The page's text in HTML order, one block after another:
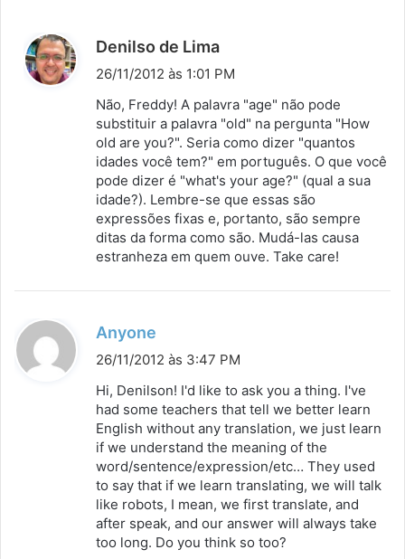
Denilso de Lima
i
s
e
:
26/11/2012 às 1:01 PM
Não, Freddy! A palavra "age" não pode
substituir a palavra "old" na pergunta "How
old are you?". Seria como dizer "quantos
idades você tem?" em português. O que você
pode dizer é "what's your age?" (qual a sua
idade?). Lembre-se que essas são
expressões fixas e, portanto, são sempre
ditas da forma como são. Mudá-las causa
estranheza em quem ouve. Take care!
Anyone
i
s
e
:
26/11/2012 às 3:47 PM
Hi, Denilson! I'd like to ask you a thing. I've
had some teachers that tell we better learn
English without any translation, we just learn
if we understand the meaning of the
word/sentence/expression/etc… They used
to say that if we learn translating, we will talk
like robots, I mean, we first translate, and
after speak, and our answer will always take
too long. Do you think so too?